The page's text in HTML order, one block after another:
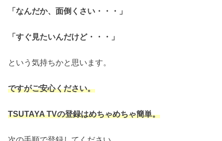
「なんだか、面倒くさい・・・」
「すぐ見たいんだけど・・・」
という気持ちかと思います。
ですがご安心ください。
TSUTAYA TVの登録はめちゃめちゃ簡単。